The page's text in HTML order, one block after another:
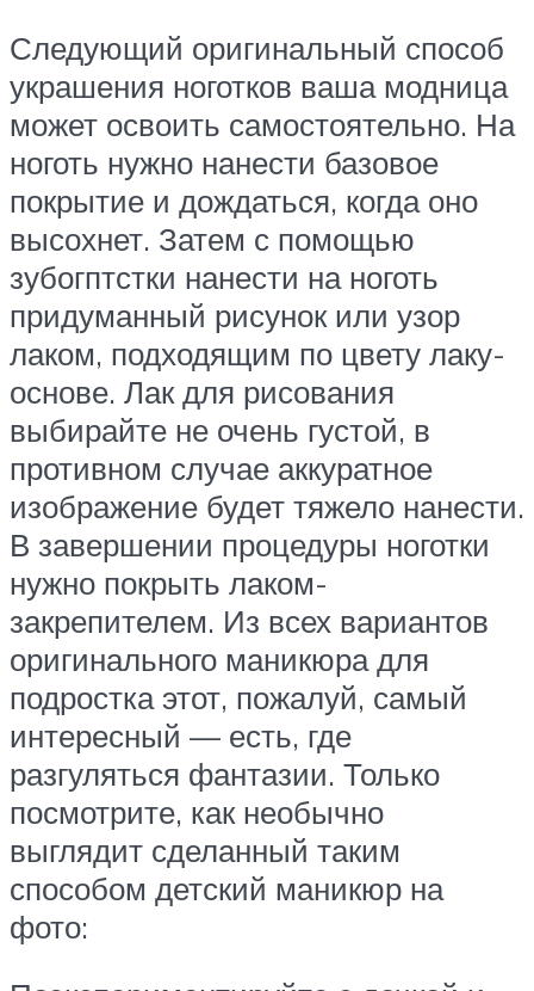
Следующий оригинальный способ
украшения ноготков ваша модница
может освоить самостоятельно. На
ноготь нужно нанести базовое
покрытие и дождаться, когда оно
высохнет. Затем с помощью
зубогптстки нанести на ноготь
придуманный рисунок или узор
лаком, подходящим по цвету лаку-
основе. Лак для рисования
выбирайте не очень густой, в
противном случае аккуратное
изображение будет тяжело нанести.
В завершении процедуры ноготки
нужно покрыть лаком-
закрепителем. Из всех вариантов
оригинального маникюра для
подростка этот, пожалуй, самый
интересный — есть, где
разгуляться фантазии. Только
посмотрите, как необычно
выглядит сделанный таким
способом детский маникюр на
фото: